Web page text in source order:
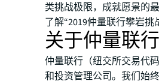
类挑战极限，成就愿景的最
了解“2019仲量联行攀岩挑
关于仲量联行
仲量联行（纽交所交易代
和投资管理公司。我们始